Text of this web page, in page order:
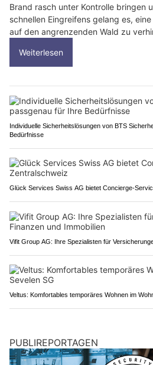
Brand rasch unter Kontrolle bringen
schnellen Eingreifens gelang es,
auf den angrenzenden Wald zu
Weiterlesen
Individuelle Sicherheitslösungen von BTS
Bedürfnisse
Glück Services Swiss AG bietet Concierge-
Vifit Group AG: Ihre Spezialisten für
Veltus: Komfortables temporäres Wohnen im
PUBLIREPORTAGEN